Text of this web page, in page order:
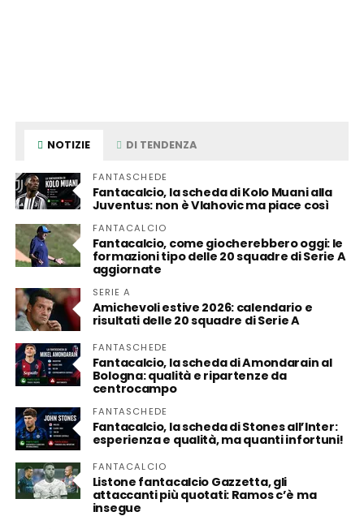
NOTIZIE DI TENDENZA
FANTASCHEDE
Fantacalcio, la scheda di Kolo Muani alla
Juventus: non è Vlahovic ma piace così
FANTACALCIO
Fantacalcio, come giocherebbero oggi: le
formazioni tipo delle 20 squadre di Serie A
aggiornate
SERIE A
Amichevoli estive 2026: calendario e
risultati delle 20 squadre di Serie A
FANTASCHEDE
Fantacalcio, la scheda di Amondarain al
Bologna: qualità e ripartenze da
centrocampo
FANTASCHEDE
Fantacalcio, la scheda di Stones all’Inter:
esperienza e qualità, ma quanti infortuni!
FANTACALCIO
Listone fantacalcio Gazzetta, gli
attaccanti più quotati: Ramos c’è ma
insegue